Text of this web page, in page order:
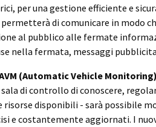
per una gestione efficiente e
permetterà di comunicare in modo
al pubblico alle fermate
nella fermata, messaggi
(Automatic Vehicle Monitoring)
di controllo di conoscere,
risorse disponibili - sarà possibile
e costantemente aggiornati. I